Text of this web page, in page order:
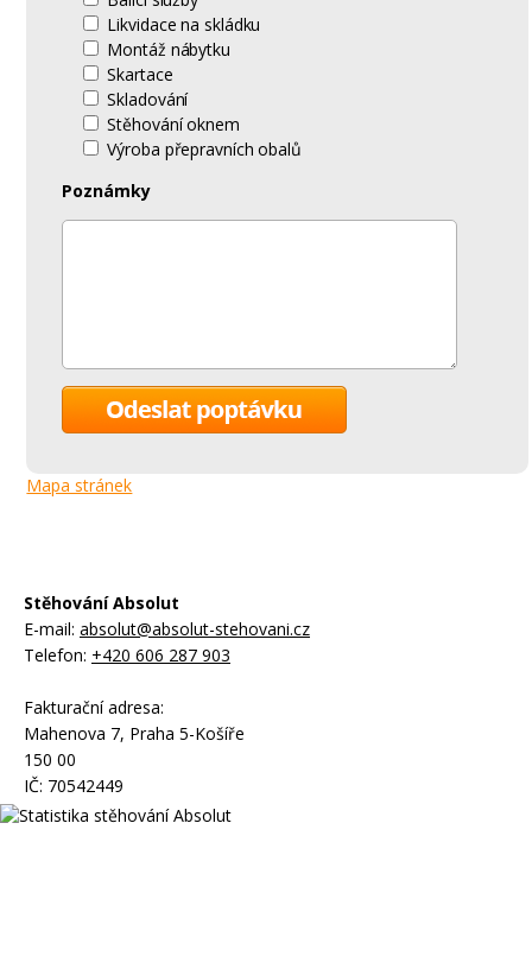
Likvidace na skládku
Montáž nábytku
Skartace
Skladování
Stěhování oknem
Výroba přepravních obalů
Poznámky
Mapa stránek
Stěhování Absolut
E-mail: absolut@absolut-stehovani.cz
Telefon: +420 606 287 903
Fakturační adresa:
Mahenova 7, Praha 5-Košíře
150 00
IČ: 70542449